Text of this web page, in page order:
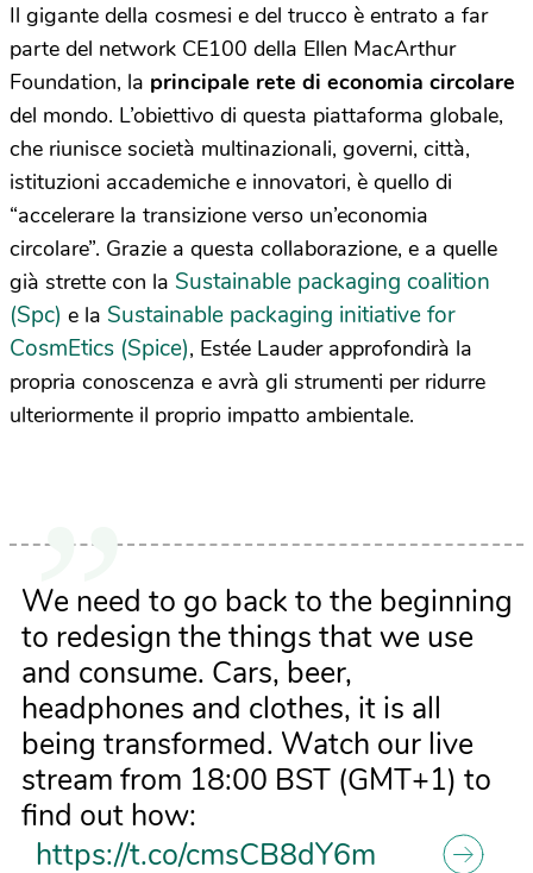
Il gigante della cosmesi e del trucco è entrato a far
parte del network CE100 della Ellen MacArthur
Foundation, la principale rete di economia circolare
del mondo. L’obiettivo di questa piattaforma globale,
che riunisce società multinazionali, governi, città,
istituzioni accademiche e innovatori, è quello di
“accelerare la transizione verso un’economia
circolare”. Grazie a questa collaborazione, e a quelle
già strette con la Sustainable packaging coalition
(Spc) e la Sustainable packaging initiative for
CosmEtics (Spice), Estée Lauder approfondirà la
propria conoscenza e avrà gli strumenti per ridurre
ulteriormente il proprio impatto ambientale.
We need to go back to the beginning
to redesign the things that we use
and consume. Cars, beer,
headphones and clothes, it is all
being transformed. Watch our live
stream from 18:00 BST (GMT+1) to
find out how:
https://t.co/cmsCB8dY6m